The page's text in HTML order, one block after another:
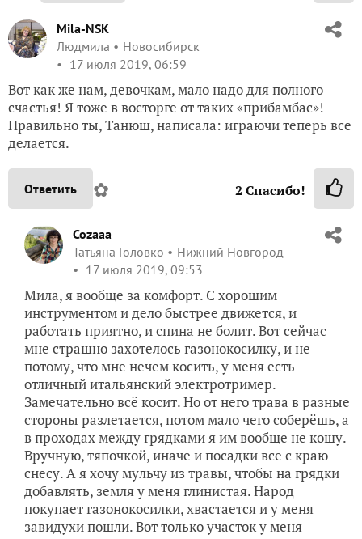
Mila-NSK
Людмила
Новосибирск
17 июля 2019, 06:59
Вот как же нам, девочкам, мало надо для полного
счастья! Я тоже в восторге от таких «прибамбас»!
Правильно ты, Танюш, написала: играючи теперь все
делается.
Ответить ✿ 2 Спасибо!
Cozaaa
Татьяна Головко
Нижний Новгород
17 июля 2019, 09:53
Мила, я вообще за комфорт. С хорошим
инструментом и дело быстрее движется, и
работать приятно, и спина не болит. Вот сейчас
мне страшно захотелось газонокосилку, и не
потому, что мне нечем косить, у меня есть
отличный итальянский электротример.
Замечательно всё косит. Но от него трава в разные
стороны разлетается, потом мало чего соберёшь, а
в проходах между грядками я им вообще не кошу.
Вручную, тяпочкой, иначе и посадки все с краю
снесу. А я хочу мульчу из травы, чтобы на грядки
добавлять, земля у меня глинистая. Народ
покупает газонокосилки, хвастается и у меня
завидухи пошли. Вот только участок у меня